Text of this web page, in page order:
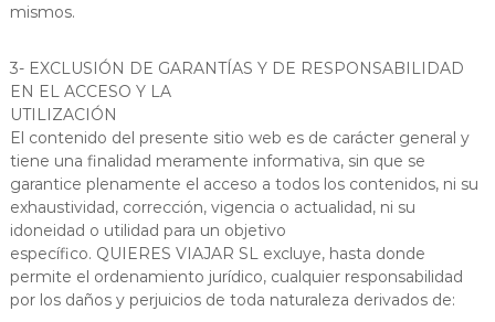
mismos.
3- EXCLUSIÓN DE GARANTÍAS Y DE RESPONSABILIDAD
EN EL ACCESO Y LA
UTILIZACIÓN
El contenido del presente sitio web es de carácter general y
tiene una finalidad meramente informativa, sin que se
garantice plenamente el acceso a todos los contenidos, ni su
exhaustividad, corrección, vigencia o actualidad, ni su
idoneidad o utilidad para un objetivo
específico. QUIERES VIAJAR SL excluye, hasta donde
permite el ordenamiento jurídico, cualquier responsabilidad
por los daños y perjuicios de toda naturaleza derivados de: